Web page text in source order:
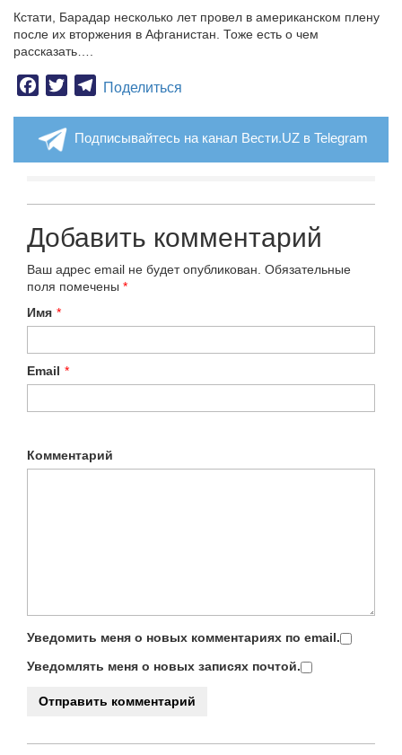
Кстати, Барадар несколько лет провел в американском плену
после их вторжения в Афганистан. Тоже есть о чем
рассказать….
Facebook
TwitterTelegram
Поделиться
Подписывайтесь на канал Вести.UZ в Telegram
Добавить комментарий
Ваш адрес email не будет опубликован. Обязательные
поля помечены *
Имя *
Email *
Комментарий
Уведомить меня о новых комментариях по email.
Уведомлять меня о новых записях почтой.